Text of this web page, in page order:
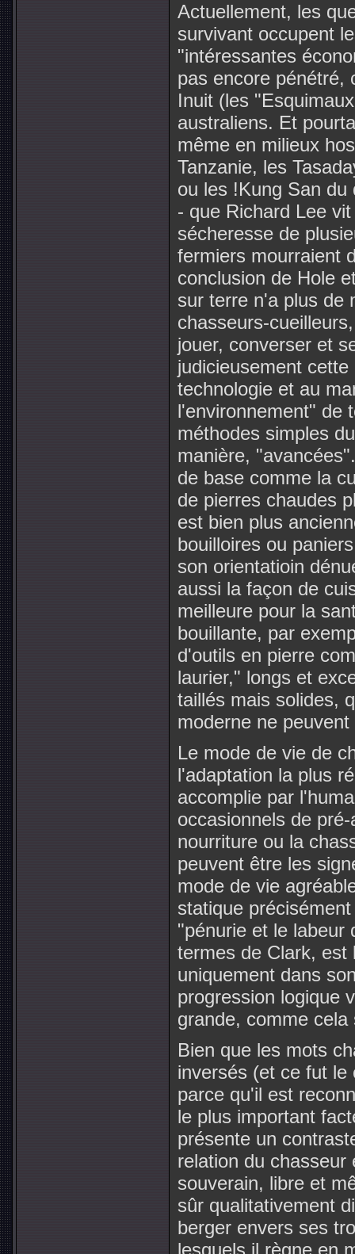
Actuellement, les
survivant occupent
"intéressantes
pas encore pénétré,
Inuit (les
australiens. Et
même en milieux
Tanzanie, les
ou les !Kung San
- que Richard Lee
sécheresse de
fermiers mourraient
conclusion de Hole
sur terre n'a plus de
chasseurs-
jouer, converser et
judicieusement
technologie et au
l'environnement" de
méthodes simples
manière,
de base comme la
de pierres chaudes
est bien plus
bouilloires ou
son orientatioin
aussi la façon de
meilleure pour la
bouillante, par
d'outils en pierre
laurier," longs et
taillés mais solides,
moderne ne
Le mode de vie de
l'adaptation la plus
accomplie par
occasionnels de
nourriture ou la
peuvent être les
mode de vie
statique
"pénurie et le labeur
termes de Clark, est
uniquement dans
progression logique
grande, comme
Bien que les mots
inversés (et ce fut le
parce qu'il est
le plus important
présente un
relation du
souverain, libre et
sûr qualitativement
berger envers ses
lesquels il règne en